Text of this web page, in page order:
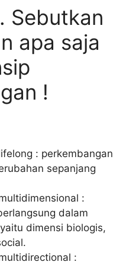
Sebutkan
apa saja
!
: perkembangan
sepanjang
:
dalam
dimensi biologis,
: